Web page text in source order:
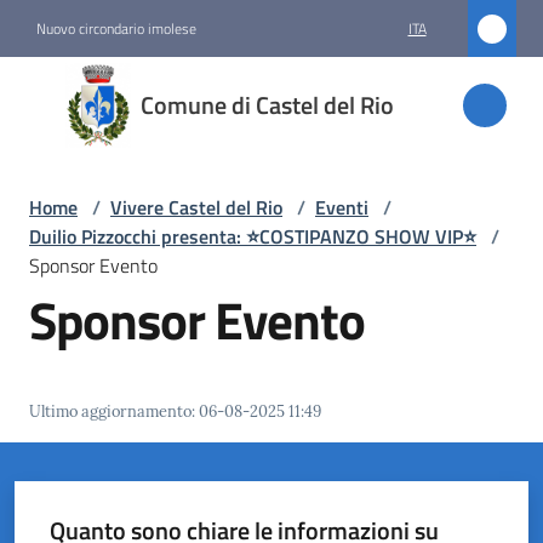
Nuovo circondario imolese ITA
Comune di Castel del Rio
Comune
di
Castel
Amministrazione
Castel
Home / Vivere Castel del Rio / Eventi /
Duilio Pizzocchi presenta: ⭐️COSTIPANZO SHOW VIP⭐️ /
Sponsor Evento
Sponsor Evento
Ultimo aggiornamento:06-08-2025 11:49
Quanto sono chiare le informazioni su